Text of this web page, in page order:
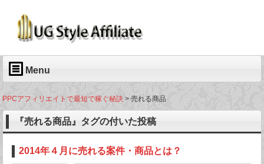
Menu
PPCアフィリエイトで最短で稼ぐ秘訣>売れる商品
『売れる商品』タグの付いた投稿
2014年４月に売れる案件・商品とは？